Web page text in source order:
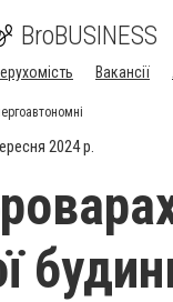
BroBUSINESS
Вакансії
2024 р.